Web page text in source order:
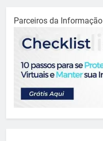
Parceiros da Informação